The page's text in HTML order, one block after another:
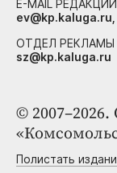
©
Полистать
E-MAIL РЕДАКЦИИ
ОТДЕЛ РЕКЛАМЫ
sz@kp.kaluga.ru